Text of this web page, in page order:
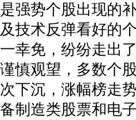
强势个股出现的
技术反弹看好的
幸免，纷纷走出
慎观望，多数个
下沉，涨幅榜走
制造类股票和电